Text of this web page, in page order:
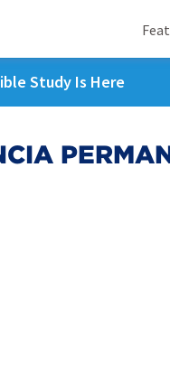
Study Is Here